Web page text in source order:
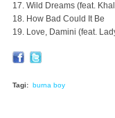
17. Wild Dreams (feat.
18. How Bad Could It Be
19. Love, Damini (feat.
Tagi: burna boy